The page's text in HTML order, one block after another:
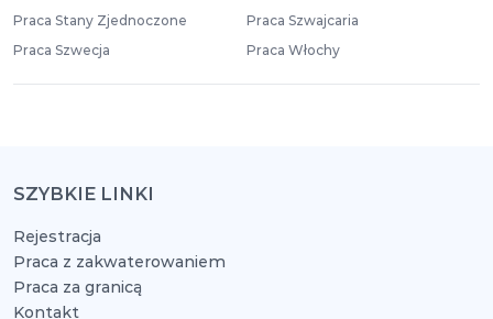
Praca Stany Zjednoczone
Praca Szwajcaria
Praca Szwecja
Praca Włochy
SZYBKIE LINKI
Rejestracja
Praca z zakwaterowaniem
Praca za granicą
Kontakt